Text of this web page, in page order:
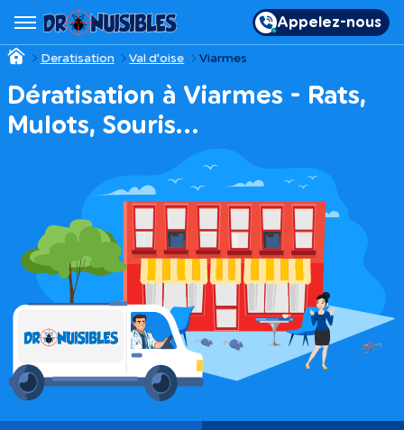
Appelez-nous
Deratisation Val d'oise Viarmes
Dératisation à Viarmes - Rats,
Mulots, Souris…